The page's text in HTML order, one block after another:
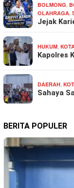
BOLMONG
OLAHRAGA
Jejak
HUKUM
Kapolres
DAERAH
Sahaya
BERITA POPULER